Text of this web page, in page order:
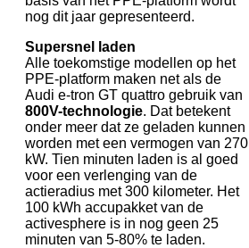
nog dit jaar gepresenteerd.
Supersnel laden
Alle toekomstige modellen op het
PPE-platform maken net als de
Audi e-tron GT quattro gebruik van
800V-technologie. Dat betekent
onder meer dat ze geladen kunnen
worden met een vermogen van 270
kW. Tien minuten laden is al goed
voor een verlenging van de
actieradius met 300 kilometer. Het
100 kWh accupakket van de
activesphere is in nog geen 25
minuten van 5-80% te laden.